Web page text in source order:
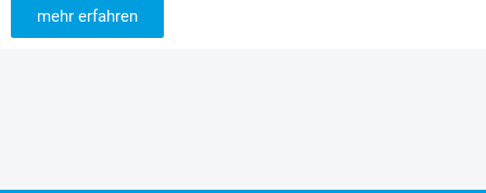
mehr erfahren